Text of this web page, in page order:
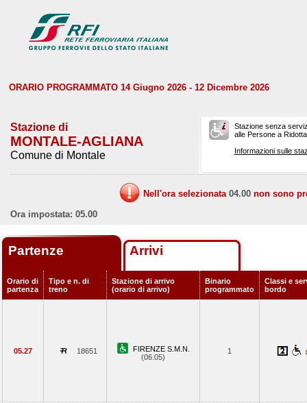
ORARIO PROGRAMMATO 14 Giugno 2026 - 12 Dicembre 2026
Stazione di
MONTALE-AGLIANA
Comune di Montale
Stazione senza
alle Persone a
Informazioni sulle
Nell'ora selezionata 04.00 non sono
Ora impostata: 05.00
Partenze Arrivi
Orario di
partenza
Tipo e n. di
treno
Stazione di arrivo
(orario di arrivo)
Binario
programmato
Classi e
bordo
05.27 18651
FIRENZE S.M.N.
(06.05)
1